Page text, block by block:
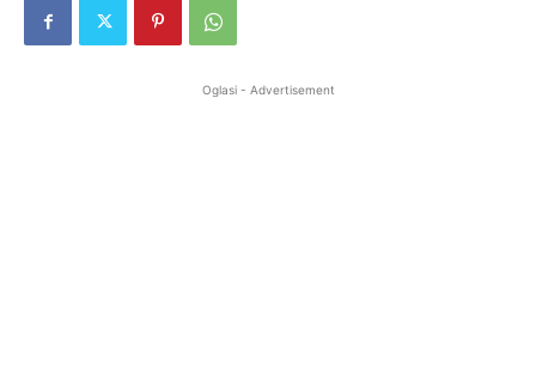
Oglasi - Advertisement